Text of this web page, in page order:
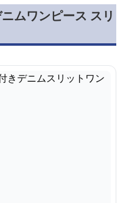
ムワンピース スリ